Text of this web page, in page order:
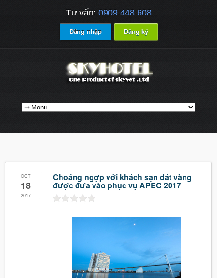
Tư vấn: 0909.448.608
Đăng nhập Đăng ký
OCT
18
2017
Choáng ngợp với khách sạn dát vàng
được đưa vào phục vụ APEC 2017